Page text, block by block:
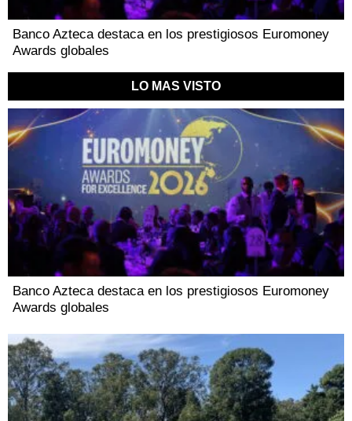
Banco Azteca destaca en los prestigiosos Euromoney
Awards globales
LO MAS VISTO
Banco Azteca destaca en los prestigiosos Euromoney
Awards globales